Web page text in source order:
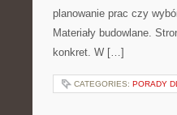
planowanie prac czy
Materiały budowlane.
konkret. W […]
CATEGORIES: PORADY